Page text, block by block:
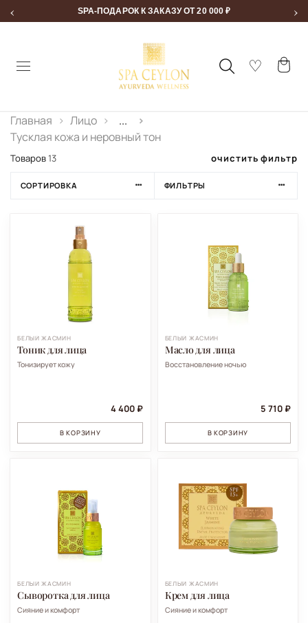
‹ SPA-ПОДАРОК К ЗАКАЗУ ОТ 20 000 ₽ ›
Главная Лицо
...
Тусклая кожа и неровный тон
Товаров13 очистить фильтр
СОРТИРОВКА ФИЛЬТРЫ
БЕЛЫЙ ЖАСМИН
Тоник для лица
Тонизирует кожу
4 400 ₽
В КОРЗИНУ
БЕЛЫЙ ЖАСМИН
Масло для лица
Восстановление ночью
5 710 ₽
В КОРЗИНУ
БЕЛЫЙ ЖАСМИН
Сыворотка для лица
Сияние и комфорт
БЕЛЫЙ ЖАСМИН
Крем для лица
Сияние и комфорт